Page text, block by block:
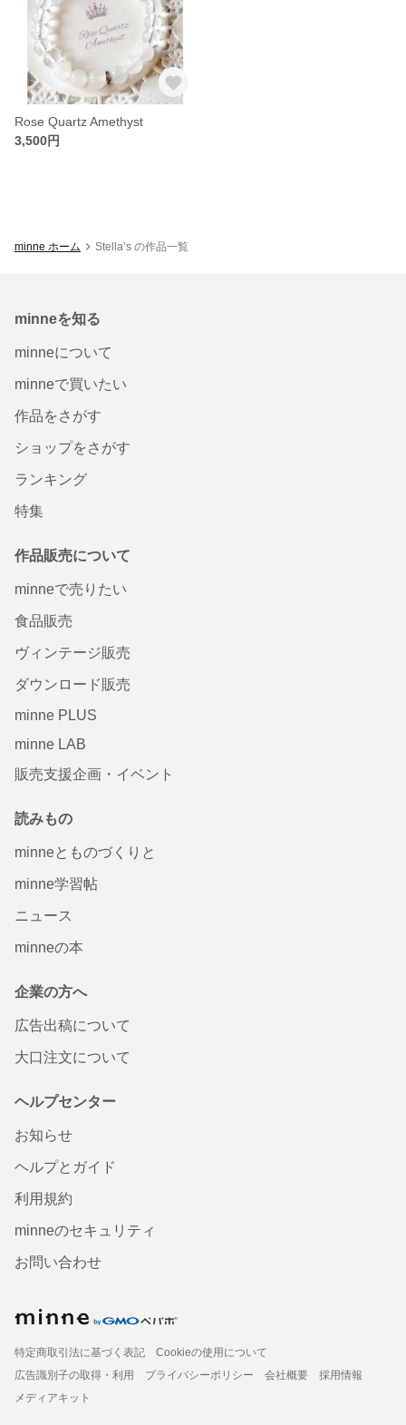
Rose Quartz Amethyst
3,500円
minne ホーム Stella’s の作品一覧
minneを知る
minneについて
minneで買いたい
作品をさがす
ショップをさがす
ランキング
特集
作品販売について
minneで売りたい
食品販売
ヴィンテージ販売
ダウンロード販売
minne PLUS
minne LAB
販売支援企画・イベント
読みもの
minneとものづくりと
minne学習帖
ニュース
minneの本
企業の方へ
広告出稿について
大口注文について
ヘルプセンター
お知らせ
ヘルプとガイド
利用規約
minneのセキュリティ
お問い合わせ
特定商取引法に基づく表記
Cookieの使用について
広告識別子の取得・利用
プライバシーポリシー 会社概要
採用情報
メディアキット